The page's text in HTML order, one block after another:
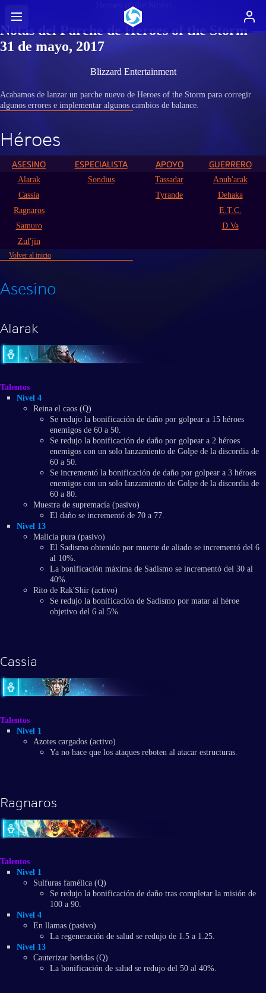
Heroes of the Storm
Notas del Parche de Heroes of the Storm —
31 de mayo, 2017
Blizzard Entertainment
Acabamos de lanzar un parche nuevo de Heroes of the Storm para corregir
algunos errores e implementar algunos cambios de balance.
Héroes
ASESINO ESPECIALISTA APOYO GUERRERO
Alarak Sondius Tassadar
Anub'arak
Cassia
Tyrande
Dehaka
Ragnaros
E.T.C.
Samuro
D.Va
Zul'jin
Volver al inicio
Asesino
Alarak
Talentos
Nivel 4
Reina el caos (Q)
Se redujo la bonificación de daño por golpear a 15 héroes
enemigos de 60 a 50.
Se redujo la bonificación de daño por golpear a 2 héroes
enemigos con un solo lanzamiento de Golpe de la discordia de
60 a 50.
Se incrementó la bonificación de daño por golpear a 3 héroes
enemigos con un solo lanzamiento de Golpe de la discordia de
60 a 80.
Muestra de supremacía (pasivo)
El daño se incrementó de 70 a 77.
Nivel 13
Malicia pura (pasivo)
El Sadismo obtenido por muerte de aliado se incrementó del 6
al 10%.
La bonificación máxima de Sadismo se incrementó del 30 al
40%.
Rito de Rak'Shir (activo)
Se redujo la bonificación de Sadismo por matar al héroe
objetivo del 6 al 5%.
Cassia
Talentos
Nivel 1
Azotes cargados (activo)
Ya no hace que los ataques reboten al atacar estructuras.
Ragnaros
Talentos
Nivel 1
Sulfuras famélica (Q)
Se redujo la bonificación de daño tras completar la misión de
100 a 90.
Nivel 4
En llamas (pasivo)
La regeneración de salud se redujo de 1.5 a 1.25.
Nivel 13
Cauterizar heridas (Q)
La bonificación de salud se redujo del 50 al 40%.